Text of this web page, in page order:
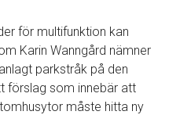
för multifunktion kan
Karin Wanngård nämner
parkstråk på den
förslag som innebär att
måste hitta ny